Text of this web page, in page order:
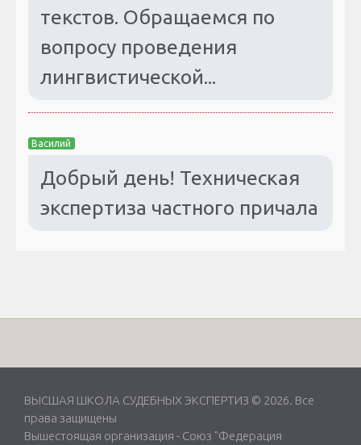
текстов. Обращаемся по
вопросу проведения
лингвистической...
Василий
Добрый день! Техническая
экспертиза частного причала
ВЫСШАЯ ШКОЛА СУДЕБНЫХ ЭКСПЕРТИЗ © 2026. Все
права защищены
Вышестоящая организация - Союз "Федерация